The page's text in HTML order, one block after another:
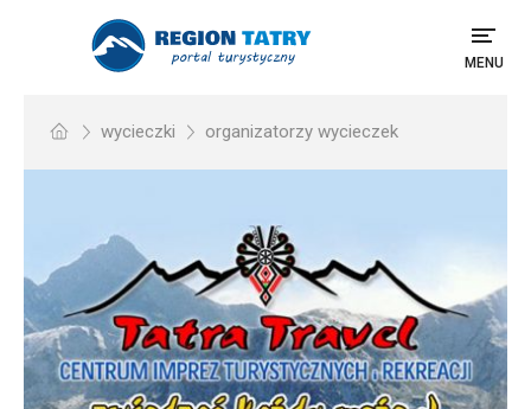
MENU
wycieczki organizatorzy wycieczek